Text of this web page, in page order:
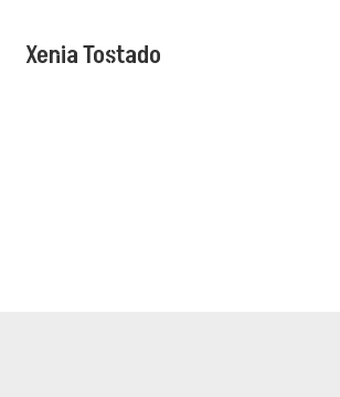
Xenia Tostado